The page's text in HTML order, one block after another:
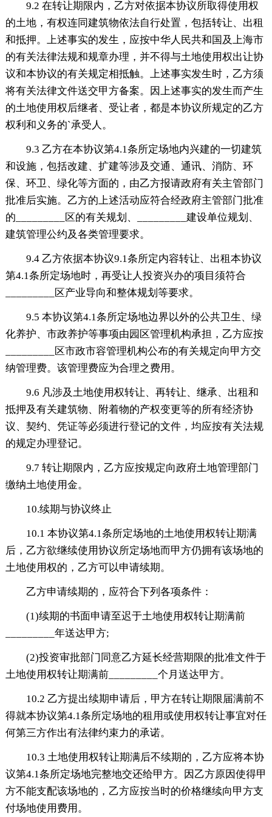
9.2 在转让期限内，乙方对依据本协议所取得使用权
的土地，有权连同建筑物依法自行处置，包括转让、出租
和抵押。上述事实的发生，应按中华人民共和国及上海市
的有关法律法规和规章办理，并不得与土地使用权出让协
议和本协议的有关规定相抵触。上述事实发生时，乙方须
将有关法律文件送交甲方备案。因上述事实的发生而产生
的土地使用权后继者、受让者，都是本协议所规定的乙方
权利和义务的`承受人。
9.3 乙方在本协议第4.1条所定场地内兴建的一切建筑
和设施，包括改建、扩建等涉及交通、通讯、消防、环
保、环卫、绿化等方面的，由乙方报请政府有关主管部门
批准后实施。乙方的上述活动应符合经政府主管部门批准
的_________区的有关规划、_________建设单位规划、
建筑管理公约及各类管理要求。
9.4 乙方依据本协议9.1条所定内容转让、出租本协议
第4.1条所定场地时，再受让人投资兴办的项目须符合
_________区产业导向和整体规划等要求。
9.5 本协议第4.1条所定场地边界以外的公共卫生、绿
化养护、市政养护等事项由园区管理机构承担，乙方应按
_________区市政市容管理机构公布的有关规定向甲方交
纳管理费。该管理费应为合理之费用。
9.6 凡涉及土地使用权转让、再转让、继承、出租和
抵押及有关建筑物、附着物的产权变更等的所有经济协
议、契约、凭证等必须进行登记的文件，均应按有关法规
的规定办理登记。
9.7 转让期限内，乙方应按规定向政府土地管理部门
缴纳土地使用金。
10.续期与协议终止
10.1 本协议第4.1条所定场地的土地使用权转让期满
后，乙方欲继续使用协议所定场地而甲方仍拥有该场地的
土地使用权的，乙方可以申请续期。
乙方申请续期的，应符合下列各项条件：
(1)续期的书面申请至迟于土地使用权转让期满前
_________年送达甲方;
(2)投资审批部门同意乙方延长经营期限的批准文件于
土地使用权转让期满前_________个月送达甲方。
10.2 乙方提出续期申请后，甲方在转让期限届满前不
得就本协议第4.1条所定场地的租用或使用权转让事宜对任
何第三方作出有法律约束力的承诺。
10.3 土地使用权转让期满后不续期的，乙方应将本协
议第4.1条所定场地完整地交还给甲方。因乙方原因使得甲
方不能支配该场地的，乙方应按当时的价格继续向甲方支
付场地使用费用。